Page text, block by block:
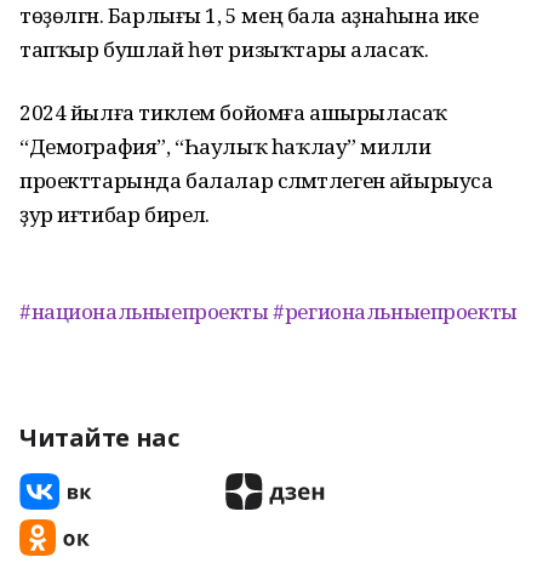
төҙөлгән. Барлығы 1, 5 мең бала аҙнаһына ике
тапҡыр бушлай һөт ризыҡтары аласаҡ.
2024 йылға тиклем бойомға ашырыласаҡ
“Демография”, “Һаулыҡ һаҡлау” милли
проекттарында балалар сәләмәтлегенә айырыуса
ҙур иғтибар бирелә.
#национальныепроекты#региональныепроекты
Читайте нас